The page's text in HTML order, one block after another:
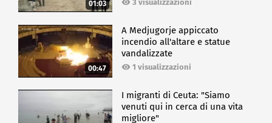
01:03 3 visualizzazioni
00:47
A Medjugorje appiccato
incendio all'altare e statue
vandalizzate
1 visualizzazioni
I migranti di Ceuta: "Siamo
venuti qui in cerca di una vita
migliore"